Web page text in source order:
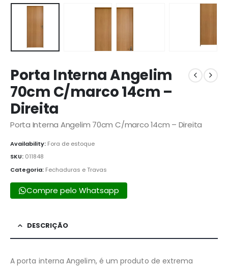
Porta Interna Angelim
70cm C/marco 14cm –
Direita
Porta Interna Angelim 70cm C/marco 14cm – Direita
Availability: Fora de estoque
SKU: 011848
Categoria: Fechaduras e Travas
Compre pelo Whatsapp
DESCRIÇÃO
A porta interna Angelim, é um produto de extrema